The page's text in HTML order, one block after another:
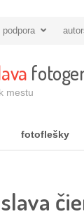
podpora
mestu
fotoflešky